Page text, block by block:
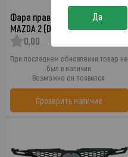
Фара правая (под корректор)
MAZDA 2 (DEMIO)
0,00
При последнем обновлении товар не
был в наличии.
Возможно он появился.
Проверить наличие
Да